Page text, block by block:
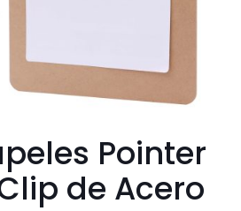
Pointer
de Acero